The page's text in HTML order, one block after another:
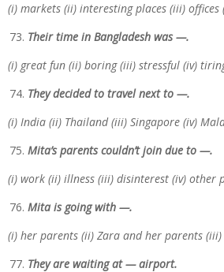
(i) markets (ii) interesting places (iii) offices
Their time in Bangladesh was —.
(i) great fun (ii) boring (iii) stressful (iv)
They decided to travel next to —.
(i) India (ii) Thailand (iii) Singapore (iv)
Mita’s parents couldn’t join due to —.
(i) work (ii) illness (iii) disinterest (iv) other
Mita is going with —.
(i) her parents (ii) Zara and her parents
They are waiting at — airport.